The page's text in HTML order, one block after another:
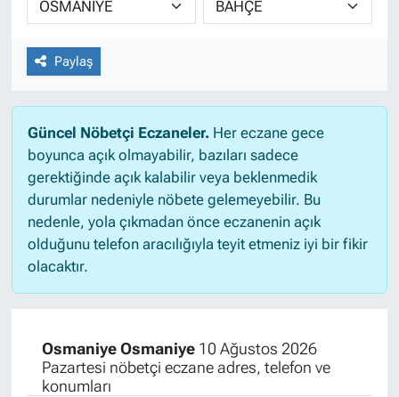
Paylaş
Güncel Nöbetçi Eczaneler.Her eczane gece
boyunca açık olmayabilir, bazıları sadece
gerektiğinde açık kalabilir veya beklenmedik
durumlar nedeniyle nöbete gelemeyebilir. Bu
nedenle, yola çıkmadan önce eczanenin açık
olduğunu telefon aracılığıyla teyit etmeniz iyi bir fikir
olacaktır.
Osmaniye Osmaniye10 Ağustos 2026
Pazartesi nöbetçi eczane adres, telefon ve
konumları